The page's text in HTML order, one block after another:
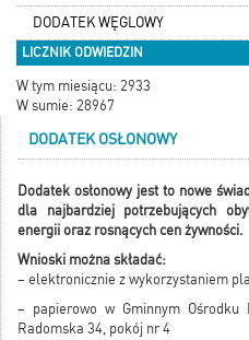
DODATEK WĘGLOWY
LICZNIK ODWIEDZIN
W tym miesiącu: 2933
W sumie: 28967
DODATEK OSŁONOWY
Dodatek osłonowy jest to nowe
dla najbardziej potrzebujących
energii oraz rosnących cen żywności.
Wnioski można składać:
– elektronicznie z wykorzystaniem
– papierowo w Gminnym Ośrodku
Radomska 34, pokój nr 4